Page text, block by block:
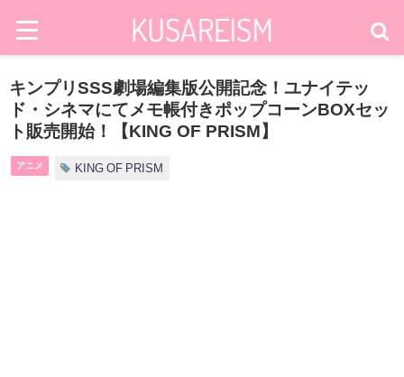
キンプリSSS劇場編集版公開記念！ユナイテッ
ド・シネマにてメモ帳付きポップコーンBOXセッ
ト販売開始！【KING OF PRISM】
アニメ KING OF PRISM